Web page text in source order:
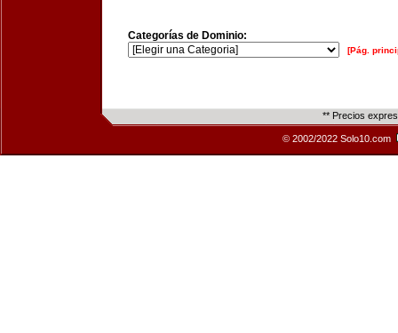
Categorías de Dominio:
[Pág.
** Precios
© 2002/2022 Solo10.com